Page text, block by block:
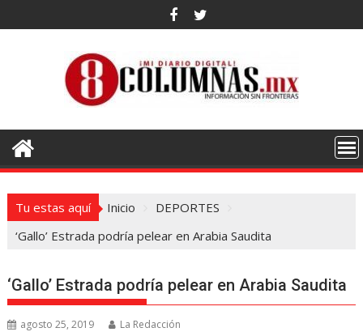
al
Tu estas aquí Inicio
DEPORTES
‘Gallo’ Estrada podría pelear en Arabia Saudita
‘Gallo’ Estrada podría pelear en Arabia Saudita
agosto 25, 2019 La Redacción